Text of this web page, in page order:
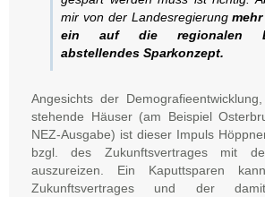
mir von der Landesregierung
ein auf die regionalen
abstellendes Sparkonzept.
Angesichts der
stehende Häuser (am Beispiel
NEZ-Ausgabe) ist dieser Impuls
bzgl. des Zukunftsvertrages mit
auszureizen. Ein Kaputtsparen
Zukunftsvertrages und der damit